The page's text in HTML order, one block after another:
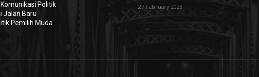
Politik
Jalan Baru
Pemilih Muda
27 February 2023